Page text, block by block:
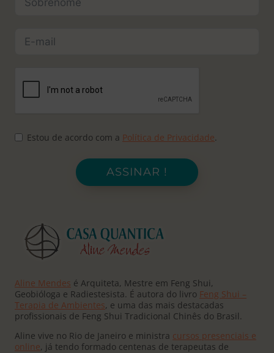
Estou de acordo com a Política de Privacidade.
ASSINAR !
Aline Mendes é Arquiteta, Mestre em Feng Shui,
Geobióloga e Radiestesista. É autora do livro Feng Shui –
Terapia de Ambientes, e uma das mais destacadas
profissionais de Feng Shui Tradicional Chinês do Brasil.
Aline vive no Rio de Janeiro e ministra cursos presenciais e
online, já tendo formado centenas de terapeutas de